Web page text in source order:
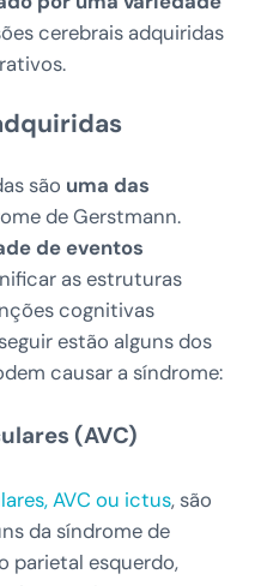
cerebrais adquiridas
são uma das
de Gerstmann.
de eventos
as estruturas
cognitivas
estão alguns dos
causar a síndrome:
(AVC)
AVC ou ictus, são
da síndrome de
parietal esquerdo,